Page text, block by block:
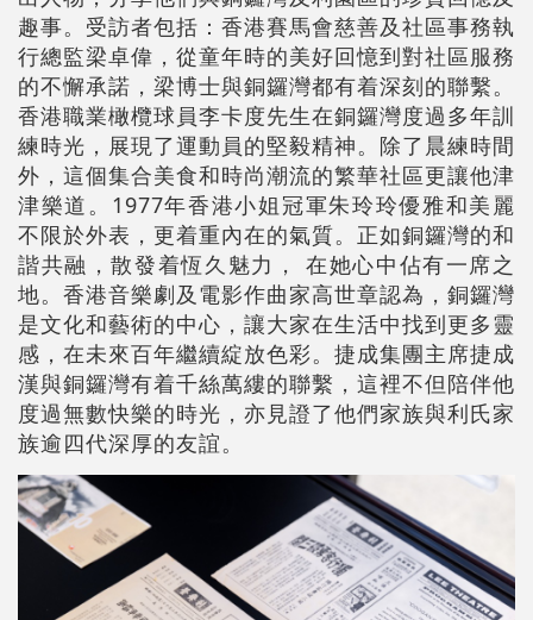
趣事。受訪者包括：香港賽馬會慈善及社區事務執
行總監梁卓偉，從童年時的美好回憶到對社區服務
的不懈承諾，梁博士與銅鑼灣都有着深刻的聯繫。
香港職業橄欖球員李卡度先生在銅鑼灣度過多年訓
練時光，展現了運動員的堅毅精神。除了晨練時間
外，這個集合美食和時尚潮流的繁華社區更讓他津
津樂道。1977年香港小姐冠軍朱玲玲優雅和美麗
不限於外表，更着重內在的氣質。正如銅鑼灣的和
諧共融，散發着恆久魅力， 在她心中佔有一席之
地。香港音樂劇及電影作曲家高世章認為，銅鑼灣
是文化和藝術的中心，讓大家在生活中找到更多靈
感，在未來百年繼續綻放色彩。捷成集團主席捷成
漢與銅鑼灣有着千絲萬縷的聯繫，這裡不但陪伴他
度過無數快樂的時光，亦見證了他們家族與利氏家
族逾四代深厚的友誼。